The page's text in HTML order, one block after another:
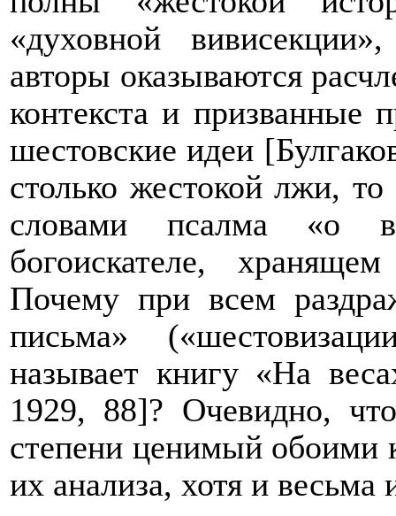
«духовной
авторы оказываются
контекста и призванные
шестовские идеи
столько жестокой лжи,
словами псалма «о
богоискателе,
Почему при всем
письма»
называет книгу «На
1929, 88]? Очевидно,
степени ценимый обоими
их анализа, хотя и